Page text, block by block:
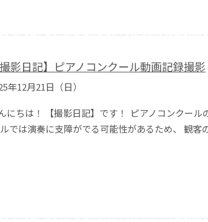
撮影日記】ピアノコンクール動画記録撮影
年12月21日（日）
にちは！ 【撮影日記】です！ ピアノコンクー
では演奏に支障がでる可能性があるため、 観